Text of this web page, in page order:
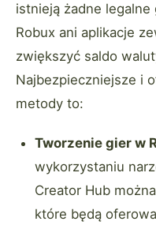
istnieją żadne
Robux ani aplikacje
zwiększyć saldo
Najbezpieczniejsze i
metody to:
Tworzenie gier w
wykorzystaniu
Creator Hub
które będą